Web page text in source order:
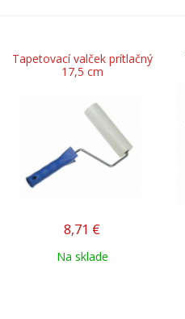
Tapetovací valček prítlačný
17,5 cm
8,71 €
Na sklade